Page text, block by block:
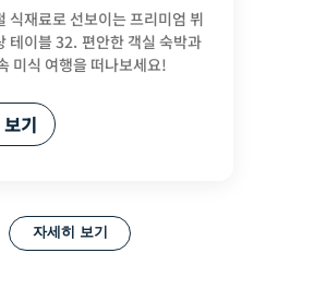
식재료로 선보이는 프리미엄 뷔
테이블 32. 편안한 객실 숙박과
미식 여행을 떠나보세요!
기
자세히 보기